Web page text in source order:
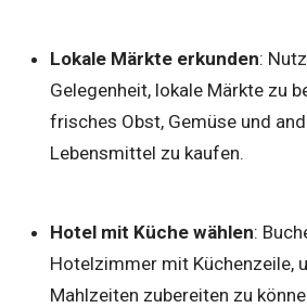
Lokale Märkte erkunden:
Gelegenheit, lokale Märkte zu
frisches Obst, Gemüse und
Lebensmittel zu kaufen.
Hotel mit Küche wählen:
Hotelzimmer mit Küchenzeile,
Mahlzeiten zubereiten zu